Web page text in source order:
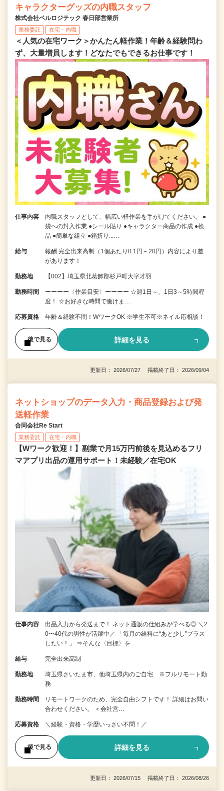
キャラクターグッズの内職スタッフ
株式会社ベルロジテック 春日部営業所
業務委託 在宅・内職
＜人気の在宅ワーク＞かんたん軽作業！年齢＆経験問わ
ず、大量増員します！どなたでもできるお仕事です！
仕事内容
内職スタッフとして、幅広い軽作業を手がけてください。 ●
袋への封入作業 ●シール貼り ●キャラクター商品の作成 ●検
品 ●簡単な組立 ●箱折り...…
給与
報酬 完全出来高制（1個あたり0.1円～20円）内容により差
があります！
勤務地 【002】埼玉県北葛飾郡杉戸町大字才羽
勤務時間
ーーーー〈作業目安〉ーーーー ☆週1日～、1日3～5時間程
度！ ☆お好きな時間で働けま…
応募資格 年齢＆経験不問！WワークOK ※学生不可※ネイル応相談！
後で見る 詳細を見る
更新日： 2026/07/27 掲載終了日： 2026/09/04
ネットショップのデータ入力・商品登録および発
送軽作業
合同会社Re Start
業務委託 在宅・内職
【Wワーク歓迎！】副業で月15万円前後を見込めるフリ
マアプリ出品の運用サポート！未経験／在宅OK
仕事内容
出品入力から発送まで！ ネット通販の仕組みが学べる◎ ＼2
0〜40代の男性が活躍中／ 「毎月の給料に“あと少し”プラス
したい！」 ⇒そんな〈目標〉を…
給与 完全出来高制
勤務地
埼玉県さいたま市、他埼玉県内のご自宅 ※フルリモート勤
務
勤務時間
リモートワークのため、完全自由シフトです！ 詳細はお問い
合わせください。 ＜会社営…
応募資格 ＼経験・資格・学歴いっさい不問！／
後で見る 詳細を見る
更新日： 2026/07/15 掲載終了日： 2026/08/26